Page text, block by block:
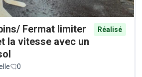
Fermat limiter
la vitesse avec un
Réalisé
0